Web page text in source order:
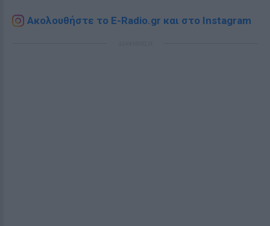
Ακολουθήστε το E-Radio.gr και στο Instagram